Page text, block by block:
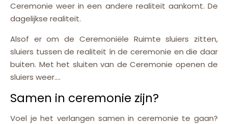
Ceremonie weer in een andere realiteit aankomt. De
dagelijkse realiteit.
Alsof er om de Ceremoniële Ruimte sluiers zitten,
sluiers tussen de realiteit ín de ceremonie en die daar
buiten. Met het sluiten van de Ceremonie openen de
sluiers weer….
Samen in ceremonie zijn?
Voel je het verlangen samen in ceremonie te gaan?